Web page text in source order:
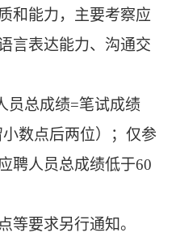
和能力，主要考察应
言表达能力、沟通交
员总成绩=笔试成绩
数点后两位）；仅参
聘人员总成绩低于60
等要求另行通知。